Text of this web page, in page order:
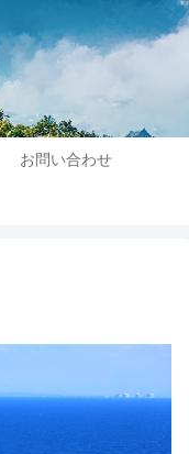
お問い合わせ